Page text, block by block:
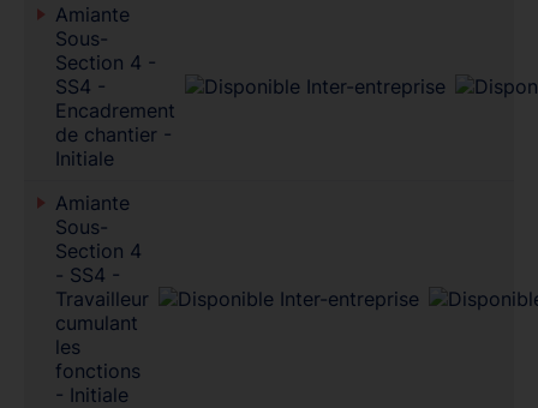
Amiante
Sous-
Section 4 -
SS4 -
Encadrement
de chantier -
Initiale
Amiante
Sous-
Section 4
- SS4 -
Travailleur
cumulant
les
fonctions
- Initiale